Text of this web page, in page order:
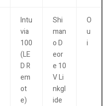
Intu
via
100
(LE
D R
em
ot
e)
Shi
man
o D
eor
e 10
V Li
nkgl
ide
O
u
i